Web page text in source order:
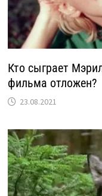
Кто сыграет
фильма отложен?
23.08.2021